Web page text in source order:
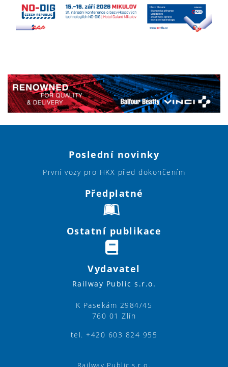
Poslední novinky
První vozy pro HKX před dokončením
Předplatné
Ostatní publikace
Vydavatel
Railway Public s.r.o.
K Pasekám 2984/45
760 01 Zlín
tel. +420 603 824 955
Railway Public s.r.o.